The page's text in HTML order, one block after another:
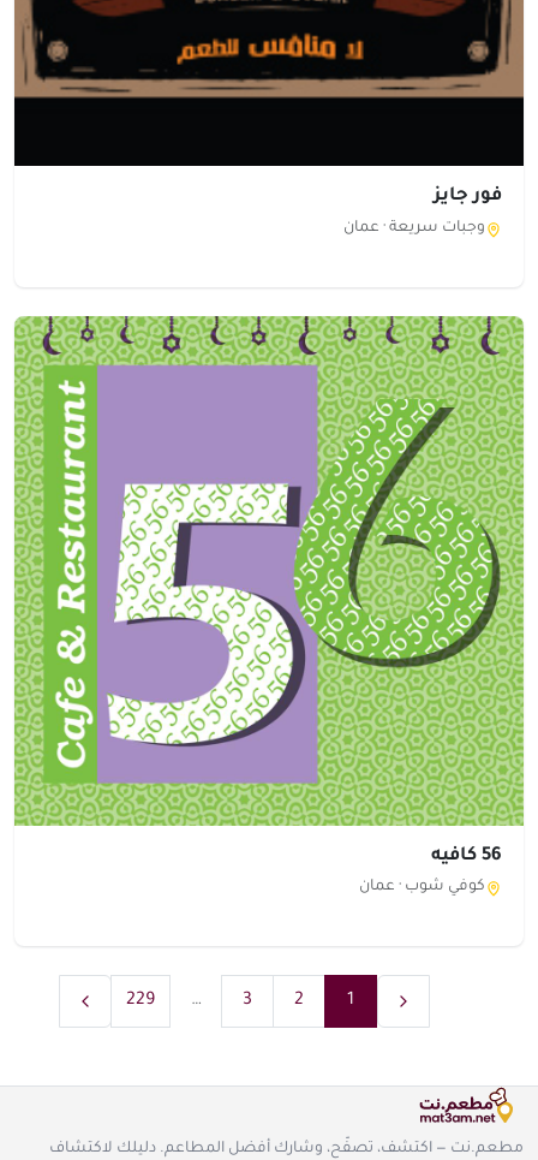
فور جايز
وجبات سريعة · عمان
56 كافيه
كوفي شوب · عمان
1
2
3
…
229
مطعم.نت — اكتشف، تصفّح، وشارك أفضل المطاعم. دليلك لاكتشاف